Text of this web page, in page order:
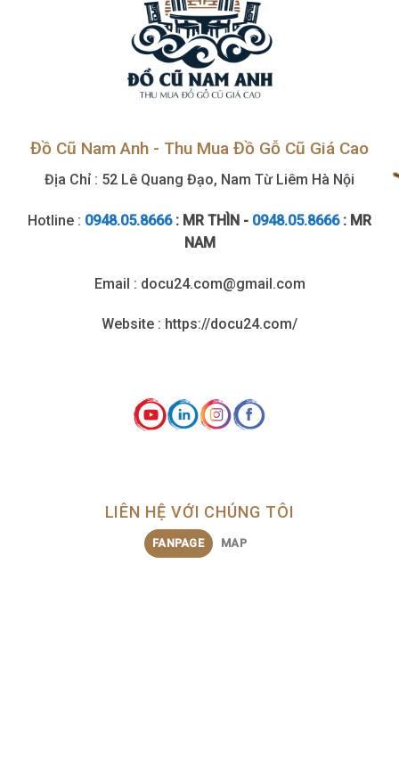
Đồ Cũ Nam Anh - Thu Mua Đồ Gỗ Cũ Giá Cao
Địa Chỉ : 52 Lê Quang Đạo, Nam Từ Liêm Hà Nội
Hotline : 0948.05.8666 : MR THÌN - 0948.05.8666: MR
NAM
Email : docu24.com@gmail.com
Website : https://docu24.com/
LIÊN HỆ VỚI CHÚNG TÔI
FANPAGE MAP